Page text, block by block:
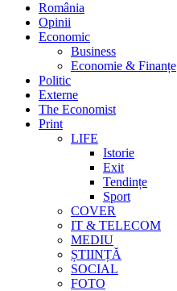
România
Opinii
Economic
Business
Economie & Finanțe
Politic
Externe
The Economist
Print
LIFE
Istorie
Exit
Tendințe
Sport
COVER
IT & TELECOM
MEDIU
ȘTIINȚĂ
SOCIAL
FOTO